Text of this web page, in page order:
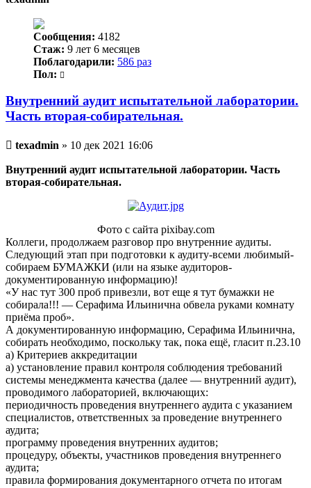
Сообщения: 4182
Стаж: 9 лет 6 месяцев
Поблагодарили: 586 раз
Пол:
Внутренний аудит испытательной лаборатории.
Часть вторая-собирательная.
Непрочитанное
texadmin » 10 дек 2021 16:06
Внутренний аудит испытательной лаборатории. Часть
вторая-собирательная.
Фото с сайта pixibay.com
Коллеги, продолжаем разговор про внутренние аудиты.
Следующий этап при подготовки к аудиту-всеми любимый-
собираем БУМАЖКИ (или на языке аудиторов-
документированную информацию)!
«У нас тут 300 проб привезли, вот еще я тут бумажки не
собирала!!! — Серафима Ильинична обвела руками комнату
приёма проб».
А документированную информацию, Серафима Ильинична,
собирать необходимо, поскольку так, пока ещё, гласит п.23.10
а) Критериев аккредитации
а) установление правил контроля соблюдения требований
системы менеджмента качества (далее — внутренний аудит),
проводимого лабораторией, включающих:
периодичность проведения внутреннего аудита с указанием
специалистов, ответственных за проведение внутреннего
аудита;
программу проведения внутренних аудитов;
процедуру, объекты, участников проведения внутреннего
аудита;
правила формирования документарного отчета по итогам